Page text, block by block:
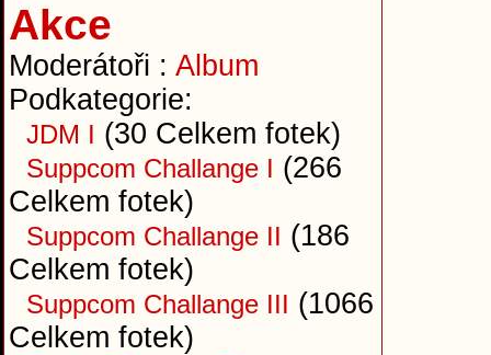
Akce
Moderátoři : Album
Podkategorie:
JDM I (30 Celkem fotek)
Suppcom Challange I (266
Celkem fotek)
Suppcom Challange II (186
Celkem fotek)
Suppcom Challange III (1066
Celkem fotek)